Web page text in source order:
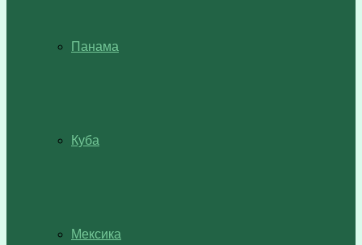
Панама
Куба
Мексика